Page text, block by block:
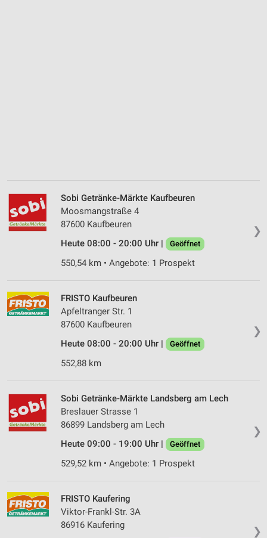
❯
Sobi Getränke-Märkte Kaufbeuren
Moosmangstraße 4
87600 Kaufbeuren
Heute 08:00 - 20:00 Uhr |
Geöffnet
550,54 km • Angebote: 1 Prospekt
❯
FRISTO Kaufbeuren
Apfeltranger Str. 1
87600 Kaufbeuren
Heute 08:00 - 20:00 Uhr |
Geöffnet
552,88 km
❯
Sobi Getränke-Märkte Landsberg am Lech
Breslauer Strasse 1
86899 Landsberg am Lech
Heute 09:00 - 19:00 Uhr |
Geöffnet
529,52 km • Angebote: 1 Prospekt
❯
FRISTO Kaufering
Viktor-Frankl-Str. 3A
86916 Kaufering